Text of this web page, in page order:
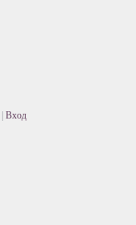
Вход